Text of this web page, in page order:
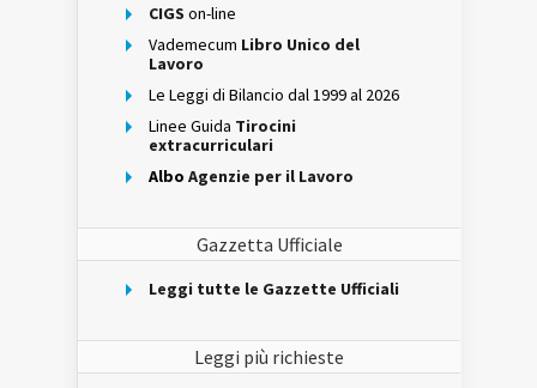
CIGS on-line
Vademecum Libro Unico del
Lavoro
Le Leggi di Bilancio dal 1999 al 2026
Linee Guida Tirocini
extracurriculari
Albo Agenzie per il Lavoro
Gazzetta Ufficiale
Leggi tutte le Gazzette Ufficiali
Leggi più richieste